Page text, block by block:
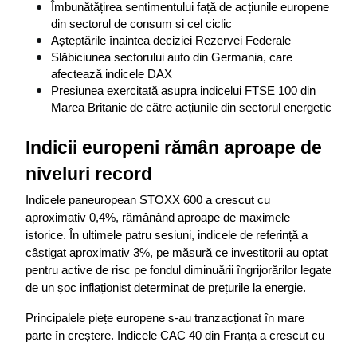
Îmbunătățirea sentimentului față de acțiunile europene
din sectorul de consum și cel ciclic
Așteptările înaintea deciziei Rezervei Federale
Slăbiciunea sectorului auto din Germania, care
afectează indicele DAX
Presiunea exercitată asupra indicelui FTSE 100 din
Marea Britanie de către acțiunile din sectorul energetic
Indicii europeni rămân aproape de
niveluri record
Indicele paneuropean STOXX 600 a crescut cu
aproximativ 0,4%, rămânând aproape de maximele
istorice. În ultimele patru sesiuni, indicele de referință a
câștigat aproximativ 3%, pe măsură ce investitorii au optat
pentru active de risc pe fondul diminuării îngrijorărilor legate
de un șoc inflaționist determinat de prețurile la energie.
Principalele piețe europene s-au tranzacționat în mare
parte în creștere. Indicele CAC 40 din Franța a crescut cu